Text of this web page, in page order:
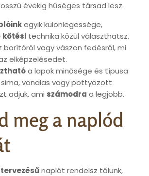
évekig hűséges társad lesz.
egyik különlegessége,
kötési technika közül választhatsz.
borítóról vagy vászon fedésről, mi
elképzelésedet.
a lapok minősége és típusa
sima, vonalas vagy pöttyözött
adjuk, ami számodra a legjobb.
meg a naplód
naplót rendelsz tőlünk,